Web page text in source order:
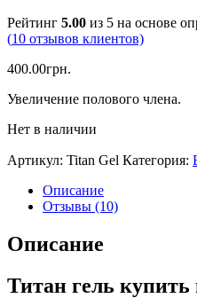
Рейтинг 5.00 из 5 на основе
(10 отзывов клиентов)
400.00грн.
Увеличение полового члена.
Нет в наличии
Артикул: Titan Gel Категория:
Описание
Отзывы (10)
Описание
Титан гель